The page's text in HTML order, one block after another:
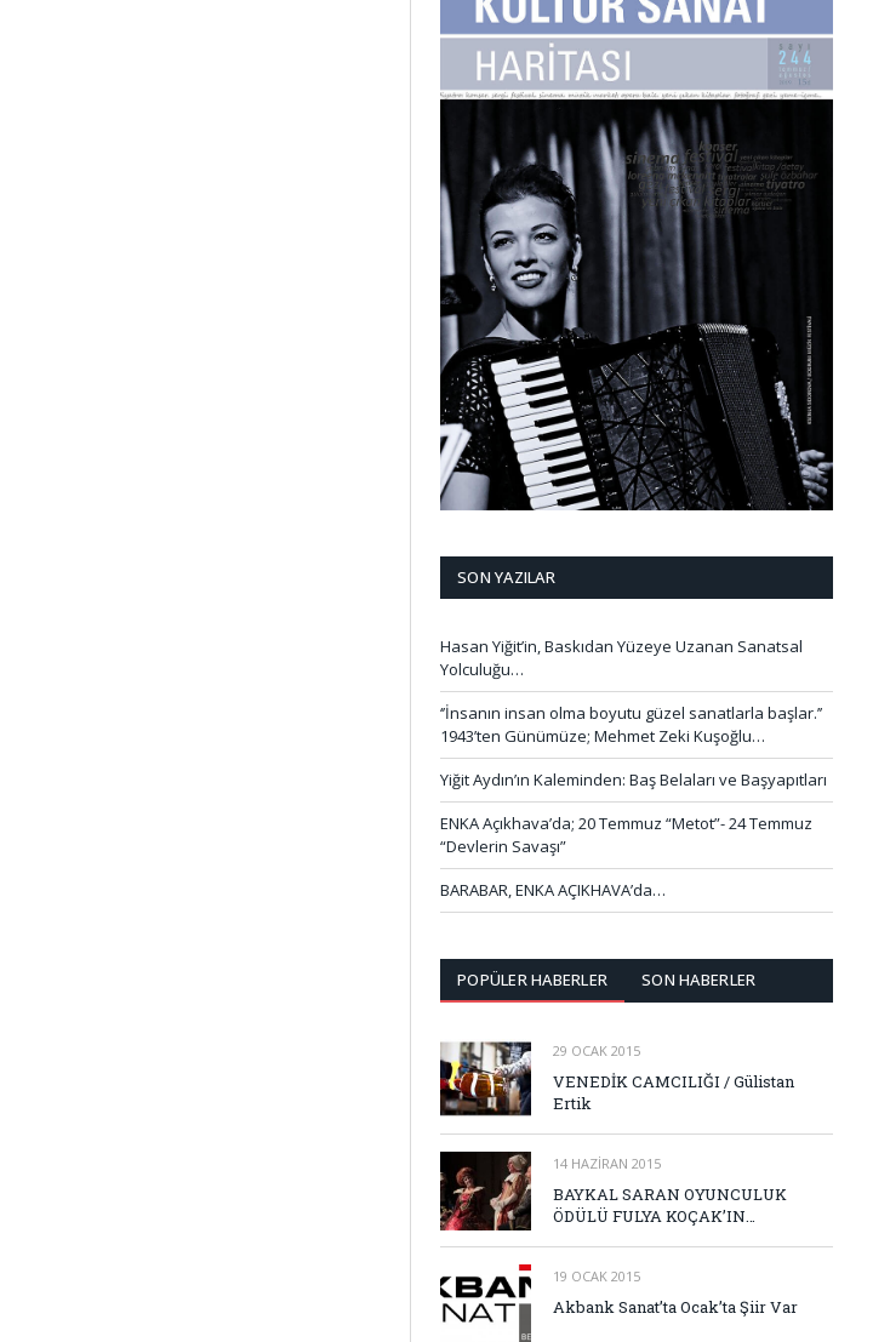
SON YAZILAR
Hasan Yiğit’in, Baskıdan Yüzeye Uzanan Sanatsal
Yolculuğu…
‘’İnsanın insan olma boyutu güzel sanatlarla başlar.’’
1943’ten Günümüze; Mehmet Zeki Kuşoğlu…
Yiğit Aydın’ın Kaleminden: Baş Belaları ve Başyapıtları
ENKA Açıkhava’da; 20 Temmuz “Metot”- 24 Temmuz
“Devlerin Savaşı”
BARABAR, ENKA AÇIKHAVA’da…
POPÜLER HABERLER SON HABERLER
29 OCAK 2015
VENEDİK CAMCILIĞI / Gülistan
Ertik
14 HAZIRAN 2015
BAYKAL SARAN OYUNCULUK
ÖDÜLÜ FULYA KOÇAK’IN…
19 OCAK 2015
Akbank Sanat’ta Ocak’ta Şiir Var